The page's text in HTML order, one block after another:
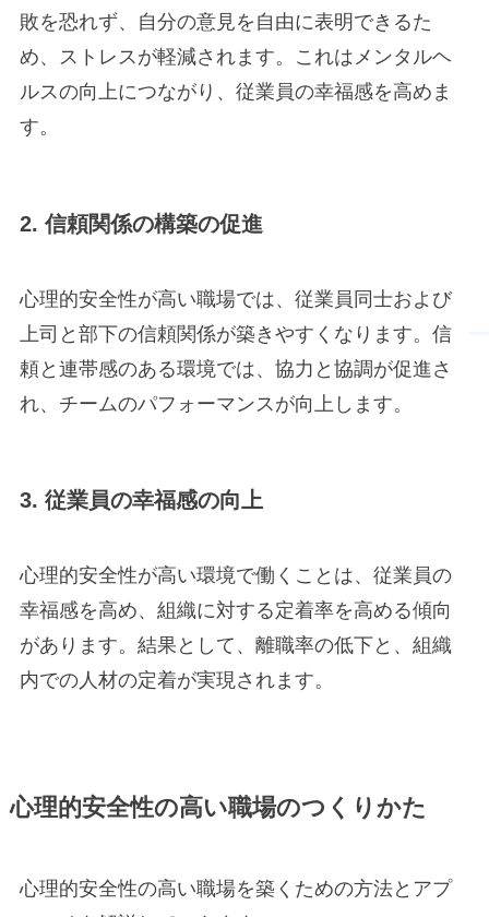
敗を恐れず、自分の意見を自由に表明できるた
め、ストレスが軽減されます。これはメンタルヘ
ルスの向上につながり、従業員の幸福感を高めま
す。
2. 信頼関係の構築の促進
心理的安全性が高い職場では、従業員同士および
上司と部下の信頼関係が築きやすくなります。信
頼と連帯感のある環境では、協力と協調が促進さ
れ、チームのパフォーマンスが向上します。
3. 従業員の幸福感の向上
心理的安全性が高い環境で働くことは、従業員の
幸福感を高め、組織に対する定着率を高める傾向
があります。結果として、離職率の低下と、組織
内での人材の定着が実現されます。
心理的安全性の高い職場のつくりかた
心理的安全性の高い職場を築くための方法とアプ